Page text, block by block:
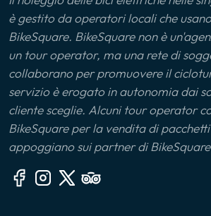
è gestito da operatori locali che
BikeSquare. BikeSquare non è
un tour operator, ma una rete di
collaborano per promuovere il
servizio è erogato in autonomia dai
cliente sceglie. Alcuni tour operator
BikeSquare per la vendita di pacchetti
appoggiano sui partner di